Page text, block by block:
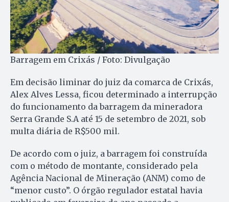
Barragem em Crixás / Foto: Divulgação
Em decisão liminar do juiz da comarca de Crixás,
Alex Alves Lessa, ficou determinado a interrupção
do funcionamento da barragem da mineradora
Serra Grande S.A até 15 de setembro de 2021, sob
multa diária de R$500 mil.
De acordo com o juiz, a barragem foi construída
com o método de montante, considerado pela
Agência Nacional de Mineração (ANM) como de
“menor custo”. O órgão regulador estatal havia